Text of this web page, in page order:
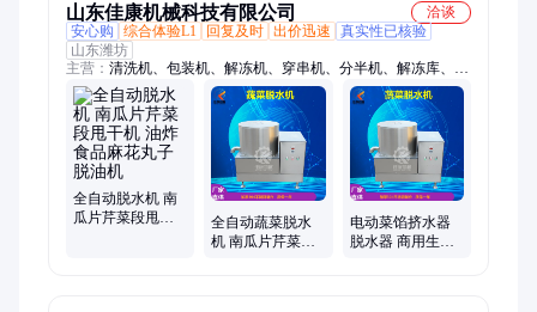
山东佳康机械科技有限公司
洽谈
安心购
综合体验L1 回复及时 出价迅速
真实性已核验
山东潍坊
主营： 清洗机、包装机、解冻机、穿串机、分半机、解冻库、毛
辊清洗机、巴氏杀菌机、真空包装机、挂冰机、洗筐机、鲜玉米
脱粒机、鱼片斜切机、肉饼成型机、滚揉机、涡流清洗机、切丁
机、切片机、切丝机、切条机
全自动脱水机 南
瓜片芹菜段甩干
全自动蔬菜脱水
机 南瓜片芹菜段
电动菜馅挤水器
脱水器 商用生菜